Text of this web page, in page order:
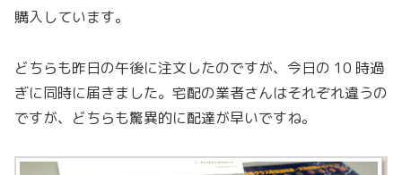
購入しています。
どちらも昨日の午後に注文したのですが、今日の 10 時過
ぎに同時に届きました。宅配の業者さんはそれぞれ違うの
ですが、どちらも驚異的に配達が早いですね。